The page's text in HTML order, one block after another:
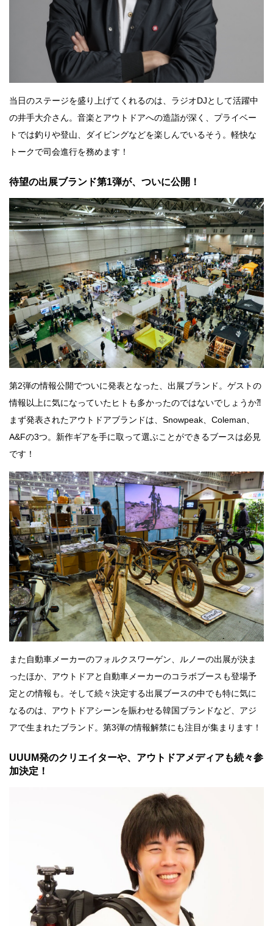
当日のステージを盛り上げてくれるのは、ラジオDJとして活躍中
の井手大介さん。音楽とアウトドアへの造詣が深く、プライベー
トでは釣りや登山、ダイビングなどを楽しんでいるそう。軽快な
トークで司会進行を務めます！
待望の出展ブランド第1弾が、ついに公開！
第2弾の情報公開でついに発表となった、出展ブランド。ゲストの
情報以上に気になっていたヒトも多かったのではないでしょうか⁈
まず発表されたアウトドアブランドは、Snowpeak、Coleman、
A&Fの3つ。新作ギアを手に取って選ぶことができるブースは必見
です！
また自動車メーカーのフォルクスワーゲン、ルノーの出展が決ま
ったほか、アウトドアと自動車メーカーのコラボブースも登場予
定との情報も。そして続々決定する出展ブースの中でも特に気に
なるのは、アウトドアシーンを賑わせる韓国ブランドなど、アジ
アで生まれたブランド。第3弾の情報解禁にも注目が集まります！
UUUM発のクリエイターや、アウトドアメディアも続々参
加決定！